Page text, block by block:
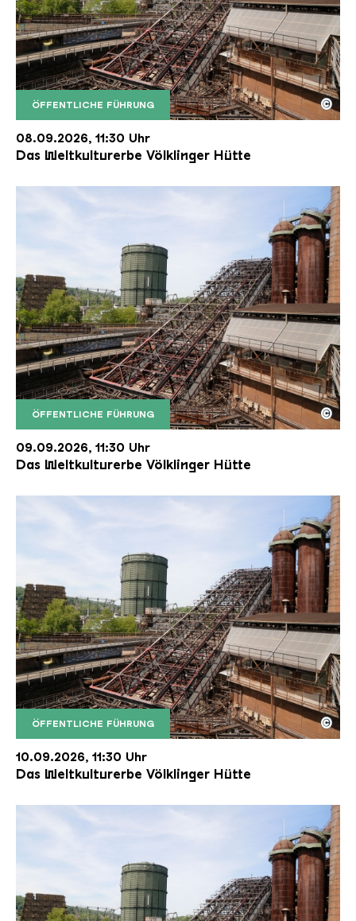
ÖFFENTLICHE FÜHRUNG
Der Erzschrägaufzug der Völklinger Hütte mit
Copyright: Weltkulturerbe Völklinger Hütte | Karl
©
08.09.2026, 11:30 Uhr
Das Weltkulturerbe Völklinger Hütte
ÖFFENTLICHE FÜHRUNG
Der Erzschrägaufzug der Völklinger Hütte mit
Copyright: Weltkulturerbe Völklinger Hütte | Karl
©
09.09.2026, 11:30 Uhr
Das Weltkulturerbe Völklinger Hütte
ÖFFENTLICHE FÜHRUNG
Der Erzschrägaufzug der Völklinger Hütte mit
Copyright: Weltkulturerbe Völklinger Hütte | Karl
©
10.09.2026, 11:30 Uhr
Das Weltkulturerbe Völklinger Hütte